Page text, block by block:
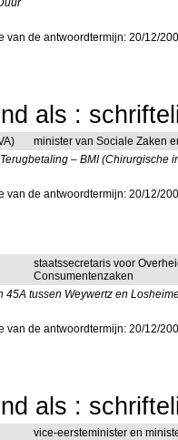
van de antwoordtermijn: 20/12/
als :
minister van Sociale Zaken
– BMI (Chirurgische
van de antwoordtermijn: 20/12/
staatssecretaris voor
Consumentenzaken
45A tussen Weywertz en
van de antwoordtermijn: 20/12/
als :
vice-eersteminister en